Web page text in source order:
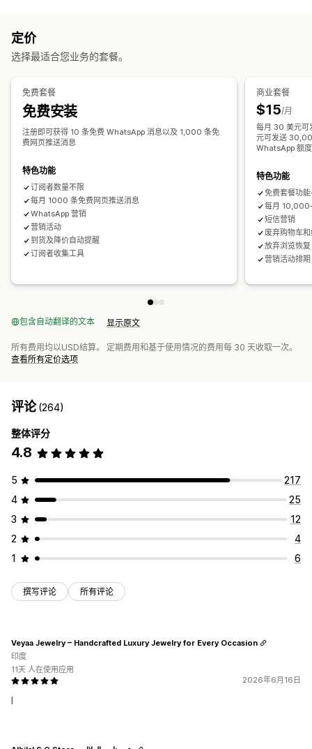
展示选项
可自定义小组件
产品公告
列表清理 细分
定价
选择最适合您业务的套餐。
免费套餐
免费安装
注册即可获得 10 条免费 WhatsApp 消息以及 1,000 条免
费网页推送消息
特色功能
订阅者数量不限
每月 1000 条免费网页推送消息
WhatsApp 营销
营销活动
到货及降价自动提醒
订阅者收集工具
商业套餐
$15/月
每月 30 美元
元可发送
WhatsApp 额
特色功能
免费套餐功
每月
短信营销
废弃购物车
放弃浏览恢复
营销活动排期
包含自动翻译的文本 显示原文
所有费用均以USD结算。 定期费用和基于使用情况的费用每 30 天收取一次。
查看所有定价选项
评论(264)
整体评分
4.8
5
217
4
25
3
12
2
4
1
6
撰写评论 所有评论
2026年6月16日
Veyaa Jewelry – Handcrafted Luxury Jewelry for Every Occasion
印度
11天 人在使用应用